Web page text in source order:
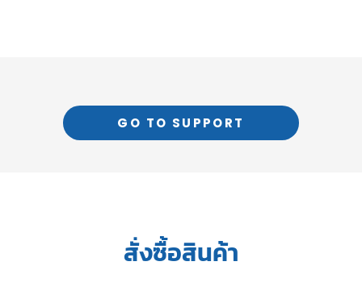
GO TO SUPPORT
สั่งซื้อสินค้า